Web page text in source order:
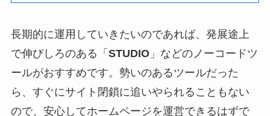
長期的に運用していきたいのであれば、発展途上
で伸びしろのある「 STUDIO」などのノーコードツ
ールがおすすめです。勢いのあるツールだった
ら、すぐにサイト閉鎖に追いやられることもない
ので、安心してホームページを運営できるはずで